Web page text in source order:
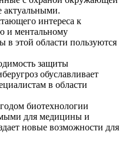
актуальными.
интереса к
и ментальному
в этой области пользуются
защиты
обуславливает
в области
биотехнологии
для медицины и
новые возможности для